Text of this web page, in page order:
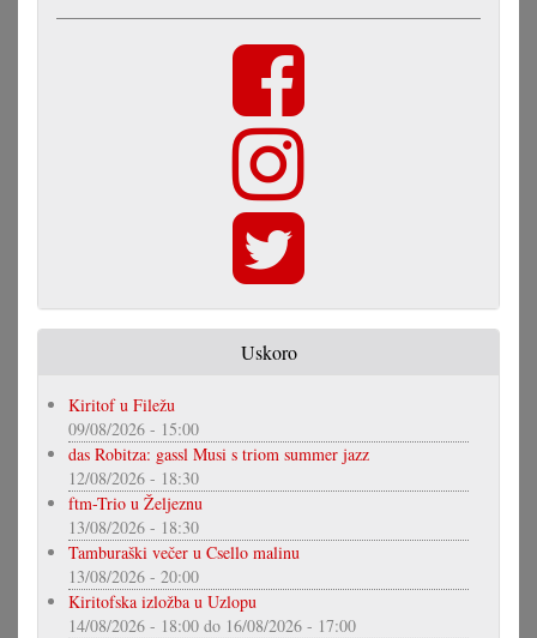
Uskoro
Kiritof u Filežu
09/08/2026 - 15:00
das Robitza: gassl Musi s triom summer jazz
12/08/2026 - 18:30
ftm-Trio u Željeznu
13/08/2026 - 18:30
Tamburaški večer u Csello malinu
13/08/2026 - 20:00
Kiritofska izložba u Uzlopu
14/08/2026 - 18:00 do 16/08/2026 - 17:00